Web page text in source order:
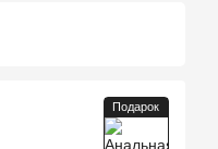
Подарок